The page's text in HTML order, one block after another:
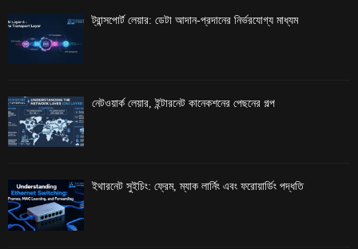
ট্রান্সপোর্ট লেয়ার: ডেটা আদান-প্রদানের নির্ভরযোগ্য মাধ্যম
নেটওয়ার্ক লেয়ার, ইন্টারনেট কানেকশনের পেছনের গল্প
ইথারনেট সুইচিং: ফ্রেম, ম্যাক লার্নিং এবং ফরোয়ার্ডিং পদ্ধতি